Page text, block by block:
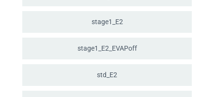
stage1_ E2
stage1_ E2_ EVAPoff
std_ E2